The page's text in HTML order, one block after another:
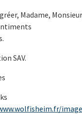
Madame,
SAV.